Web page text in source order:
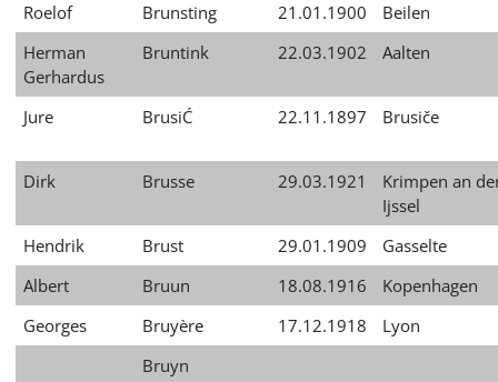
Roelof Brunsting 21.01.1900
Beilen
Herman
Gerhardus
Bruntink 22.03.1902 Aalten
Jure BrusiĆ 22.11.1897 Brusiče
Dirk Brusse 29.03.1921
Krimpen an
Ijssel
Hendrik
Brust 29.01.1909
Gasselte
Albert
Bruun 18.08.1916
Kopenhagen
Georges
Bruyère 17.12.1918
Lyon
Bruyn